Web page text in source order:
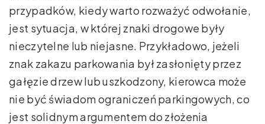
przypadków, kiedy warto rozważyć odwołanie,
jest sytuacja, w której znaki drogowe były
nieczytelne lub niejasne. Przykładowo, jeżeli
znak zakazu parkowania był zasłonięty przez
gałęzie drzew lub uszkodzony, kierowca może
nie być świadom ograniczeń parkingowych, co
jest solidnym argumentem do złożenia